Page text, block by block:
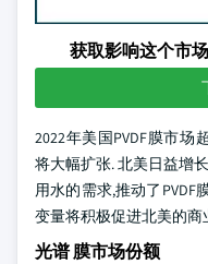
获取影响这个市
2022年美国PVDF膜市场
将大幅扩张. 北美日益增
用水的需求,推动了PVDF
变量将积极促进北美的商
光谱 膜市场份额